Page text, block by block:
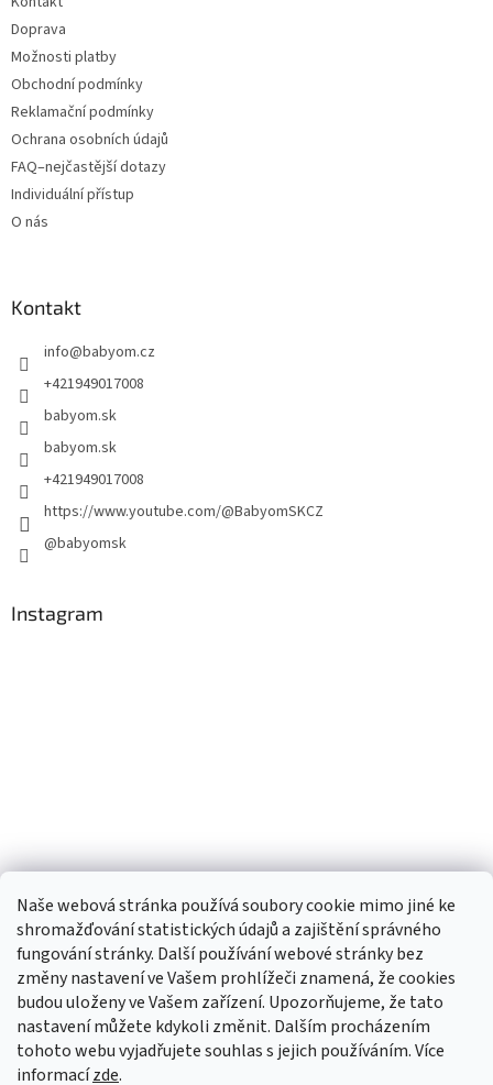
Naše webová stránka používá soubory cookie mimo jiné ke
shromažďování statistických údajů a zajištění správného
fungování stránky. Další používání webové stránky bez
změny nastavení ve Vašem prohlížeči znamená, že cookies
budou uloženy ve Vašem zařízení. Upozorňujeme, že tato
nastavení můžete kdykoli změnit. Dalším procházením
tohoto webu vyjadřujete souhlas s jejich používáním. Více
informacízde.
Doprava
Možnosti platby
Obchodní podmínky
Reklamační podmínky
Ochrana osobních údajů
FAQ–nejčastější dotazy
Individuální přístup
O nás
Kontakt
info@babyom.cz
+421949017008
babyom.sk
babyom.sk
+421949017008
https://www.youtube.com/@BabyomSKCZ
@babyomsk
Instagram
TIk Tok Instagram Facebook